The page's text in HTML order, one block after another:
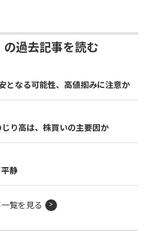
の過去記事を読む
となる可能性、高値掴みに注意か
じり高は、株買いの主要因か
静
覧を見る